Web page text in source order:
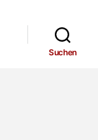
Suchen